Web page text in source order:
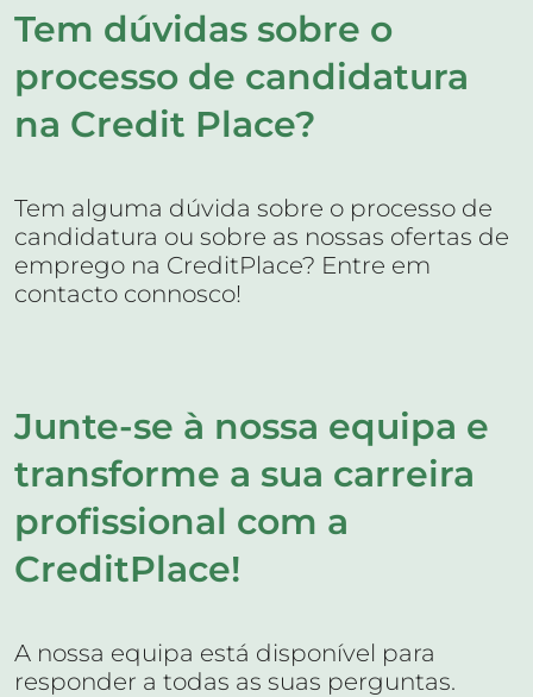
Tem dúvidas sobre o
processo de candidatura
na Credit Place?
Tem alguma dúvida sobre o processo de
candidatura ou sobre as nossas ofertas de
emprego na CreditPlace? Entre em
contacto connosco!
Junte-se à nossa equipa e
transforme a sua carreira
profissional com a
CreditPlace!
A nossa equipa está disponível para
responder a todas as suas perguntas.